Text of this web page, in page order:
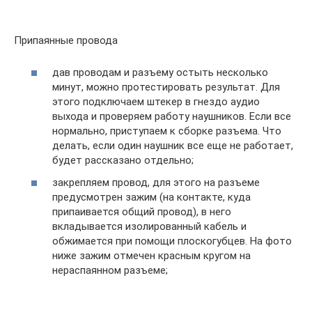
Припаянные провода
дав проводам и разъему остыть несколько
минут, можно протестировать результат. Для
этого подключаем штекер в гнездо аудио
выхода и проверяем работу наушников. Если все
нормально, приступаем к сборке разъема. Что
делать, если один наушник все еще не работает,
будет рассказано отдельно;
закрепляем провод, для этого на разъеме
предусмотрен зажим (на контакте, куда
припаивается общий провод), в него
вкладывается изолированный кабель и
обжимается при помощи плоскогубцев. На фото
ниже зажим отмечен красным кругом на
нераспаянном разъеме;